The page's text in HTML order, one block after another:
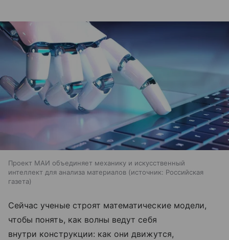
Проект МАИ объединяет механику и искусственный
интеллект для анализа материалов
источник: Российская
газета
Сейчас ученые строят математические модели,
чтобы понять, как волны ведут себя
внутри конструкции: как они движутся,